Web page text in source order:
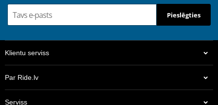
Pieslēgties
Klientu serviss
Par Ride.lv
Serviss